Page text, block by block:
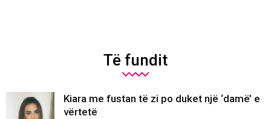
Të fundit
Kiara me fustan të zi po duket një ‘damë’ e
vërtetë